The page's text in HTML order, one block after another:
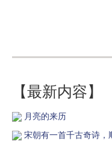
【最新内容】
月亮的来历
宋朝有一首千古奇诗，